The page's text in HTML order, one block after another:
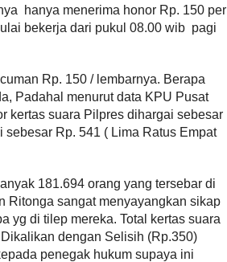
hanya menerima honor Rp. 150 per
bekerja dari pukul 08.00 wib pagi
Rp. 150 / lembarnya. Berapa
Padahal menurut data KPU Pusat
kertas suara Pilpres dihargai sebesar
Rp. 541 ( Lima Ratus Empat
181.694 orang yang tersebar di
Ritonga sangat menyayangkan sikap
yg di tilep mereka. Total kertas suara
dengan Selisih (Rp.350)
penegak hukum supaya ini